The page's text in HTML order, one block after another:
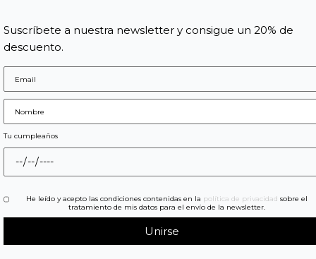
Suscríbete a nuestra newsletter y consigue un 20% de
descuento.
Tu cumpleaños
He leído y acepto las condiciones contenidas en la política de privacidad sobre el
tratamiento de mis datos para el envío de la newsletter.